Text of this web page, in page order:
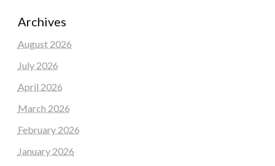
Archives
August 2026
July 2026
April 2026
March 2026
February 2026
January 2026